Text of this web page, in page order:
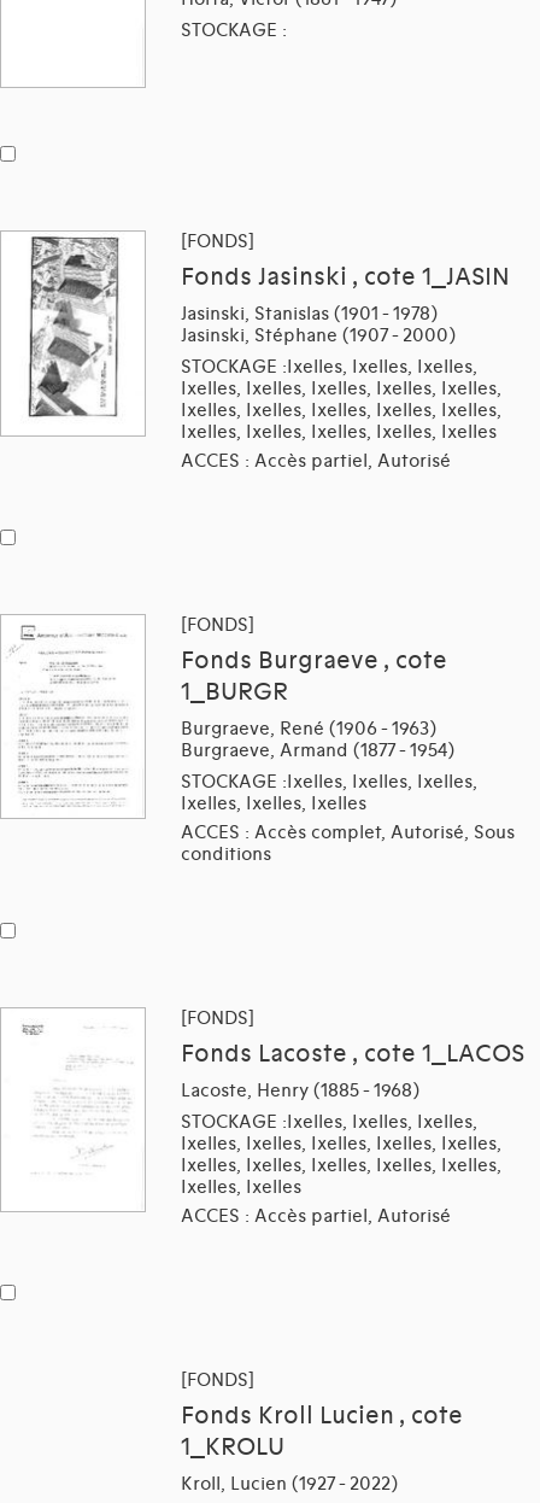
STOCKAGE :
[FONDS]
Fonds Jasinski , cote 1_JASIN
Jasinski, Stanislas (1901 - 1978)
Jasinski, Stéphane (1907 - 2000)
STOCKAGE :Ixelles, Ixelles, Ixelles,
Ixelles, Ixelles, Ixelles, Ixelles, Ixelles,
Ixelles, Ixelles, Ixelles, Ixelles, Ixelles,
Ixelles, Ixelles, Ixelles, Ixelles, Ixelles
ACCES : Accès partiel, Autorisé
[FONDS]
Fonds Burgraeve , cote
1_BURGR
Burgraeve, René (1906 - 1963)
Burgraeve, Armand (1877 - 1954)
STOCKAGE :Ixelles, Ixelles, Ixelles,
Ixelles, Ixelles, Ixelles
ACCES : Accès complet, Autorisé, Sous
conditions
[FONDS]
Fonds Lacoste , cote 1_LACOS
Lacoste, Henry (1885 - 1968)
STOCKAGE :Ixelles, Ixelles, Ixelles,
Ixelles, Ixelles, Ixelles, Ixelles, Ixelles,
Ixelles, Ixelles, Ixelles, Ixelles, Ixelles,
Ixelles, Ixelles
ACCES : Accès partiel, Autorisé
[FONDS]
Fonds Kroll Lucien , cote
1_KROLU
Kroll, Lucien (1927 - 2022)